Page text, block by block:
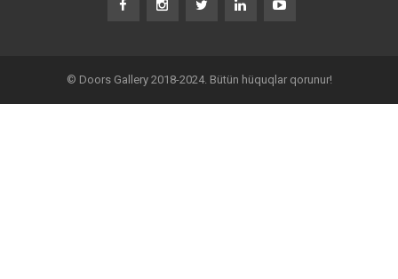
© Doors Gallery 2018-2024. Bütün hüquqlar qorunur!